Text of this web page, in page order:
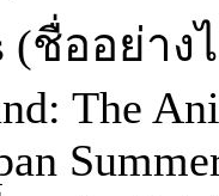
(ชื่ออย่าง
The